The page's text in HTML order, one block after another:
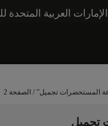
التي تزيد قيمتها عن 250 درهمًا إماراتيًا.
المستحضرات تجميل” / الصفحة 2
تجميل